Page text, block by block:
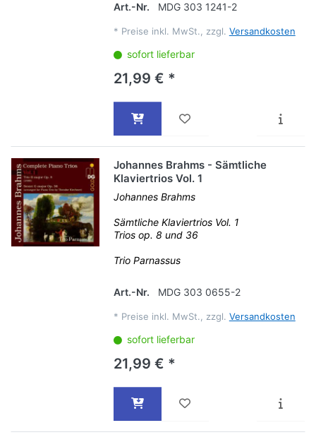
Art.-Nr. MDG 303 1241-2
* Preise inkl. MwSt., zzgl. Versandkosten
sofort lieferbar
21,99 € *
Johannes Brahms - Sämtliche
Klaviertrios Vol. 1
Johannes Brahms
Sämtliche Klaviertrios Vol. 1
Trios op. 8 und 36
Trio Parnassus
Art.-Nr. MDG 303 0655-2
* Preise inkl. MwSt., zzgl. Versandkosten
sofort lieferbar
21,99 € *